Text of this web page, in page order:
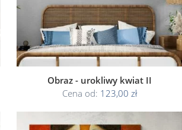
Obraz - urokliwy kwiat II
Cena od: 123,00 zł